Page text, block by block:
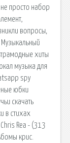
просто набор
вопросы,
Музыкальный
хиты
музыка для
spy
юбки
скачать
в стихах
Rea - (313
крис.